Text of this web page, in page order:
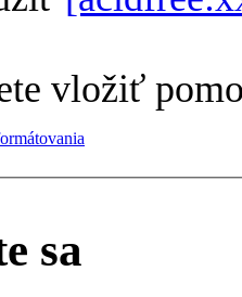
vložiť
sa